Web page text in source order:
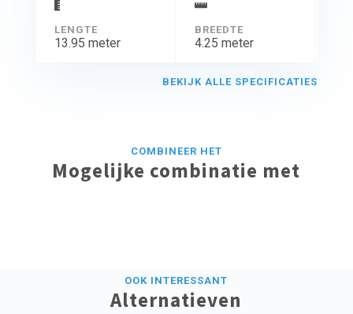
LENGTE
13.95 meter
BREEDTE
4.25 meter
BEKIJK ALLE SPECIFICATIES
COMBINEER HET
Mogelijke combinatie met
OOK INTERESSANT
Alternatieven